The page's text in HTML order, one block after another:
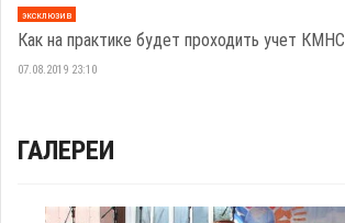
эксклюзив
Как на практике будет проходить учет КМНС
07.08.2019 23:10
ГАЛЕРЕИ